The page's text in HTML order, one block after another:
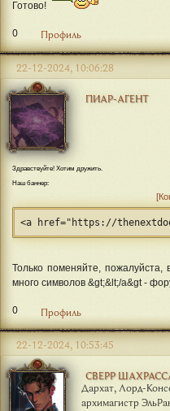
Готово!
0 Профиль
ПИАР-АГЕНТ
22-12-2024, 10:06:28
Здравствуйте! Хотим дружить.
Наш баннер:
<a href="https://
Только поменяйте,
много символов &gt;&lt;/a&gt -
0 Профиль
СВЕРР
Дархат, Лорд-
архимагистр
22-12-2024, 10:53:45